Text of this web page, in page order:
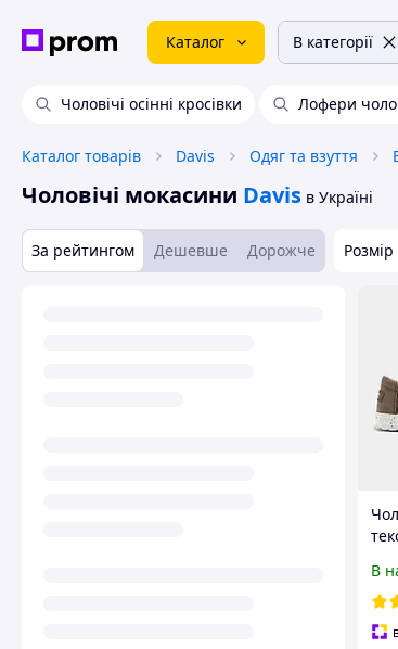
Каталог В категорії
Чоловічі осінні кросівки Лофери
Каталог товарів Davis Одяг та взуття
Чоловічі мокасини Davis в Україні
За рейтингом Дешевше Дорожче Розмір
В